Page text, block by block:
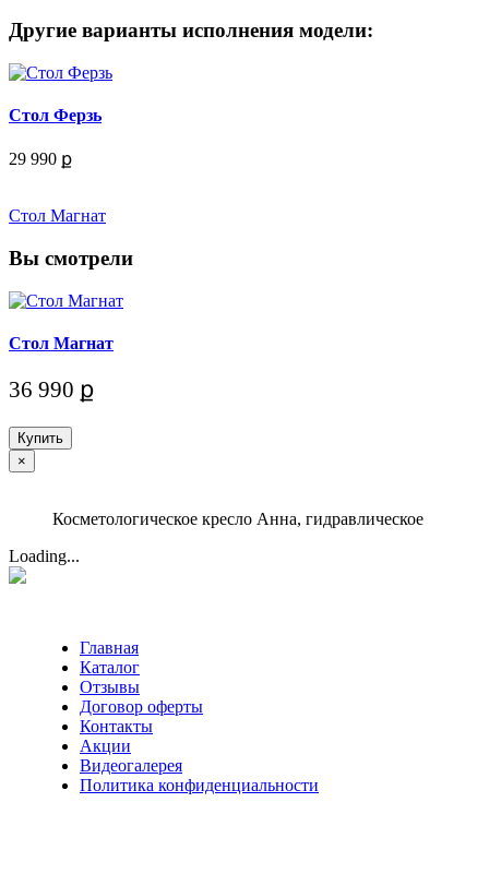
Другие варианты исполнения модели:
Стол Ферзь
29 990 ք
Стол Магнат
Вы смотрели
Стол Магнат
36 990 ք
Купить
×
Косметологическое кресло Анна, гидравлическое
Loading...
Главная
Каталог
Отзывы
Договор оферты
Контакты
Акции
Видеогалерея
Политика конфиденциальности